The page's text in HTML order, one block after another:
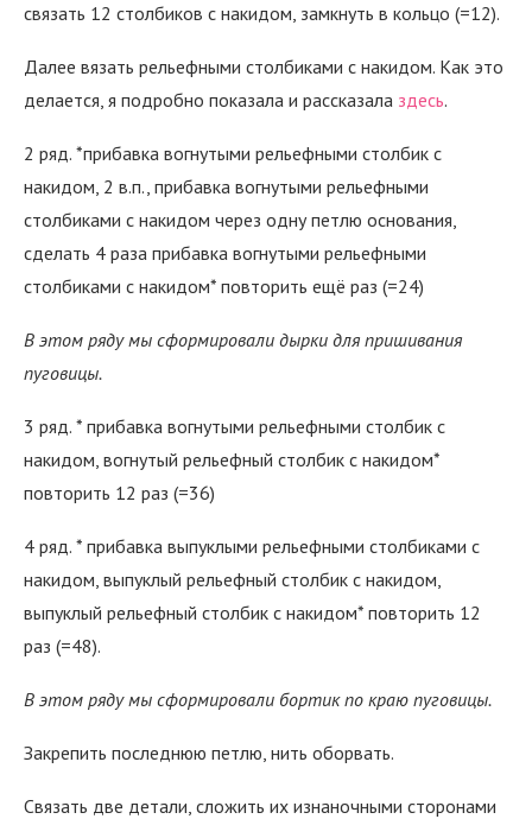
связать 12 столбиков с накидом, замкнуть в кольцо (=12).
Далее вязать рельефными столбиками с накидом. Как это
делается, я подробно показала и рассказала здесь.
2 ряд. *прибавка вогнутыми рельефными столбик с
накидом, 2 в.п., прибавка вогнутыми рельефными
столбиками с накидом через одну петлю основания,
сделать 4 раза прибавка вогнутыми рельефными
столбиками с накидом* повторить ещё раз (=24)
В этом ряду мы сформировали дырки для пришивания
пуговицы.
3 ряд. * прибавка вогнутыми рельефными столбик с
накидом, вогнутый рельефный столбик с накидом*
повторить 12 раз (=36)
4 ряд. * прибавка выпуклыми рельефными столбиками с
накидом, выпуклый рельефный столбик с накидом,
выпуклый рельефный столбик с накидом* повторить 12
раз (=48).
В этом ряду мы сформировали бортик по краю пуговицы.
Закрепить последнюю петлю, нить оборвать.
Связать две детали, сложить их изнаночными сторонами